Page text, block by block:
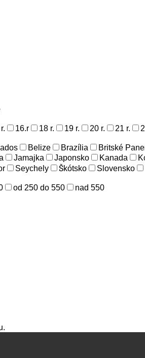
16.r 18 r. 19 r. 20 r. 21 r.
Belize Brazília Britské
Jamajka Japonsko Kanada
Seychely Škótsko Slovensko
od 250 do 550 nad 550